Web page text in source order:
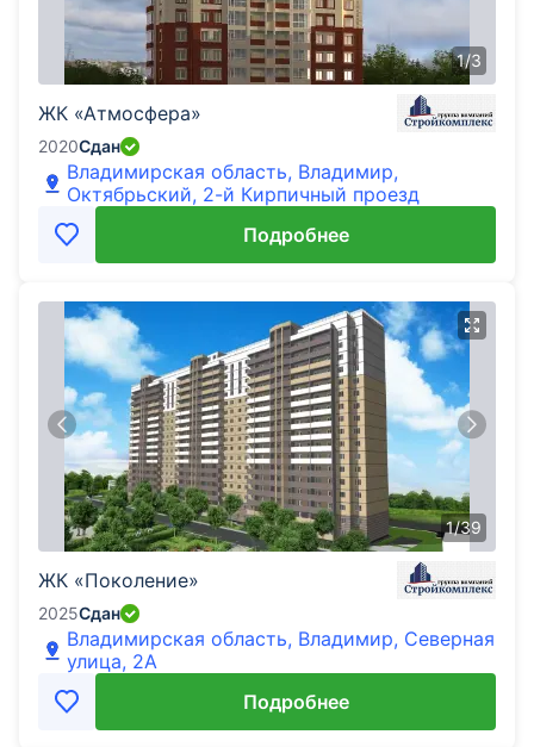
1/3
ЖК «Атмосфера»
2020Сдан
Владимирская область, Владимир,
Октябрьский, 2-й Кирпичный проезд
Подробнее
1/39
ЖК «Поколение»
2025Сдан
Владимирская область, Владимир, Северная
улица, 2А
Подробнее